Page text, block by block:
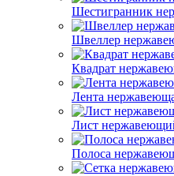
Шестигранник
Швеллер
Квадрат
Лента
Лист
Полоса